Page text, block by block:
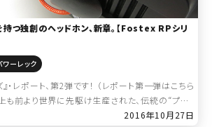
つ独創のヘッドホン、新章。【Fostex RPシリ
ワーレック
』・レポート、第2弾です！ （レポート第一弾はこちら
も前より世界に先駆け生産された、伝統の“プリ
持つ、独創の『RP Technology』が採用され […]
2016年10月27日